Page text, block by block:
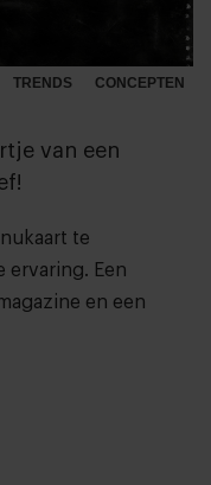
TRENDS CONCEPTEN
van een
te
ervaring. Een
en een